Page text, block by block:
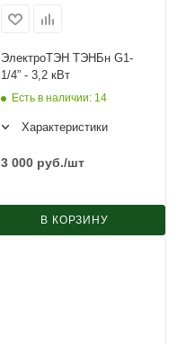
ЭлектроТЭН ТЭНБн G1-
1/4” - 3,2 кВт
Есть в наличии: 14
Характеристики
3 000 руб./шт
В КОРЗИНУ